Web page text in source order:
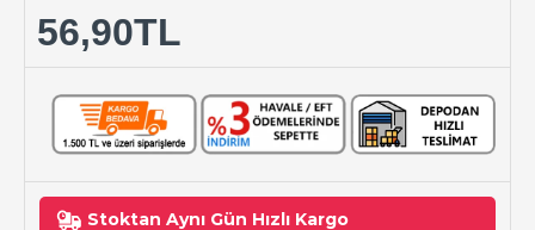
56,90TL
Stoktan Aynı Gün Hızlı Kargo